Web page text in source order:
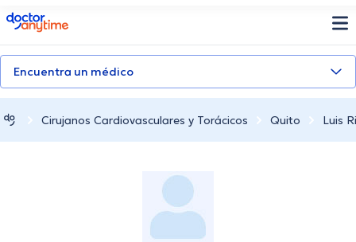
doctoranytime
Encuentra un médico
Cirujanos Cardiovasculares y Torácicos Quito Luis